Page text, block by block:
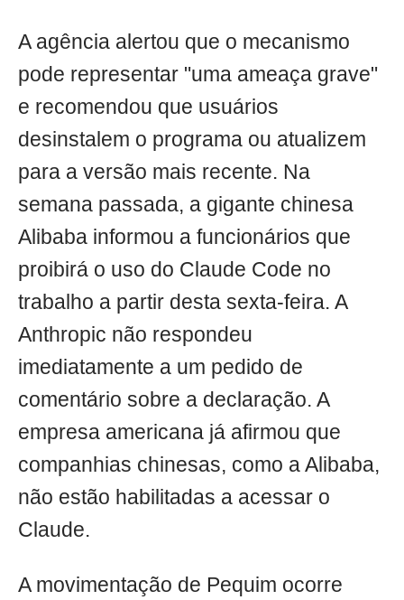
A agência alertou que o mecanismo
pode representar "uma ameaça grave"
e recomendou que usuários
desinstalem o programa ou atualizem
para a versão mais recente. Na
semana passada, a gigante chinesa
Alibaba informou a funcionários que
proibirá o uso do Claude Code no
trabalho a partir desta sexta-feira. A
Anthropic não respondeu
imediatamente a um pedido de
comentário sobre a declaração. A
empresa americana já afirmou que
companhias chinesas, como a Alibaba,
não estão habilitadas a acessar o
Claude.
A movimentação de Pequim ocorre